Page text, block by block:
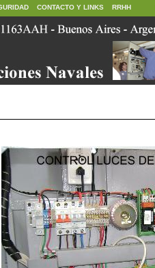
CONTACTO Y LINKS RRHH